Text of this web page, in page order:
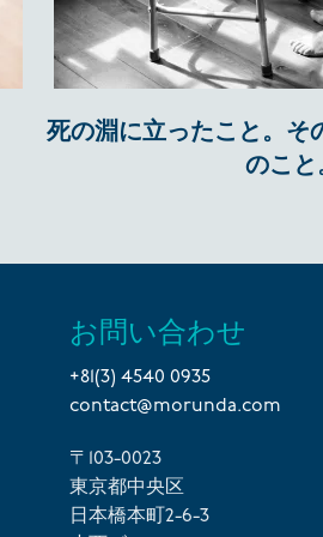
死の淵に立ったこと。そ
のこと
お問い合わせ
+81(3) 4540 0935
contact@morunda.com
〒103-0023
東京都中央区
日本橋本町2-6-3